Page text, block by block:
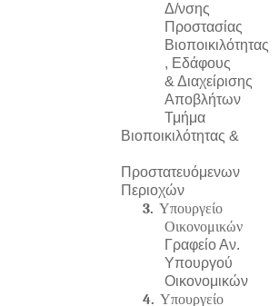
Δ/νσης
Προστασίας
Βιοποικιλότητας
, Εδάφους
& Διαχείρισης
Αποβλήτων
Τμήμα
Βιοποικιλότητας &
Προστατευόμενων
Περιοχών
3. Υπουργείο
Οικονομικών
Γραφείο Αν.
Υπουργού
Οικονομικών
4. Υπουργείο